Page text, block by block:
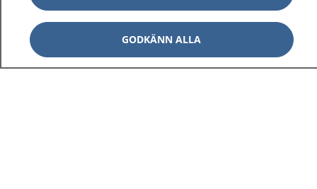
Om 1177
Kontakt Visa
GODKÄNN ALLA